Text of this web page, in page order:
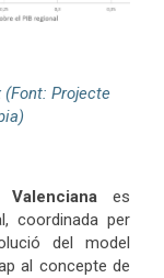
(Font: Projecte
es
coordinada per
del model
al concepte de